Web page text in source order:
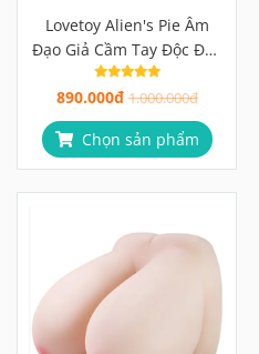
Lovetoy Alien's Pie Âm
Đạo Giả Cầm Tay Độc Đáo
Nhẹ 953g
890.000đ 1.000.000đ
Chọn sản phẩm